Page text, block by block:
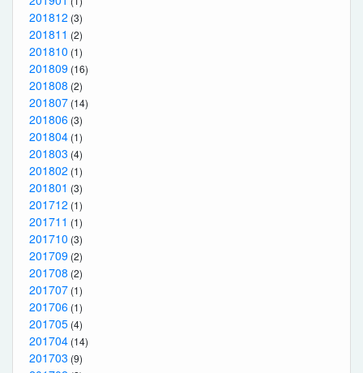
201812 (3)
201811 (2)
201810 (1)
201809 (16)
201808 (2)
201807 (14)
201806 (3)
201804 (1)
201803 (4)
201802 (1)
201801 (3)
201712 (1)
201711 (1)
201710 (3)
201709 (2)
201708 (2)
201707 (1)
201706 (1)
201705 (4)
201704 (14)
201703 (9)